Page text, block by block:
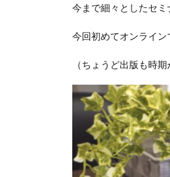
今まで細々としたセミ
今回初めてオンライン
（ちょうど出版も時期